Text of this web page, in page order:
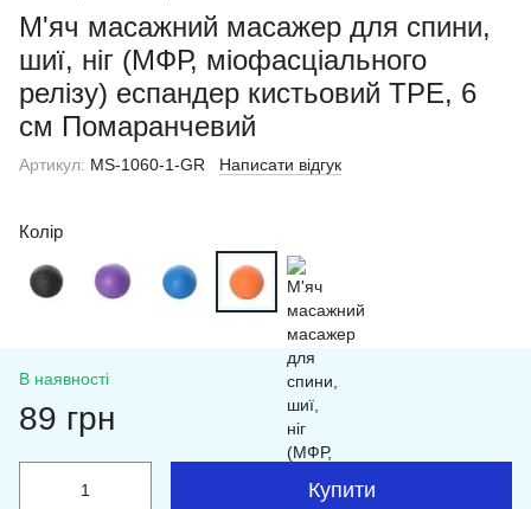
М'яч масажний масажер для спини,
шиї, ніг (МФР, міофасціального
релізу) еспандер кистьовий TPE, 6
см Помаранчевий
Артикул: MS-1060-1-GR Написати відгук
Колір
В наявності
89 грн
Купити